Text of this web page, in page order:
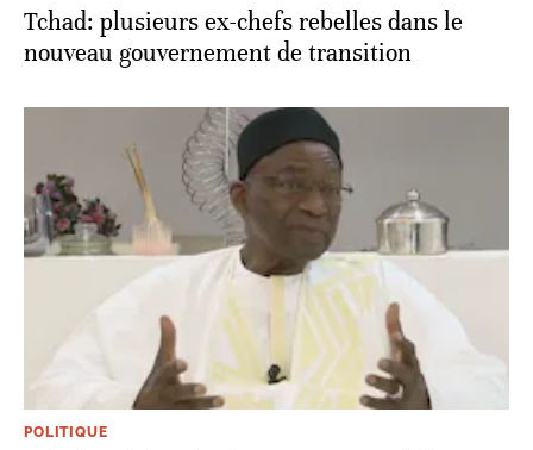
Tchad: plusieurs ex-chefs rebelles dans le
nouveau gouvernement de transition
POLITIQUE